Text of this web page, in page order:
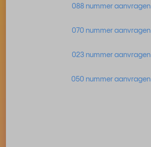
088 nummer aanvragen
070 nummer aanvragen
023 nummer aanvragen
050 nummer aanvragen